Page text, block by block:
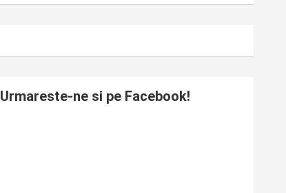
Urmareste-ne si pe Facebook!